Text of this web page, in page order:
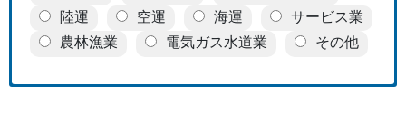
陸運
空運 海運
サービス業
農林漁業
電気ガス水道業 その他